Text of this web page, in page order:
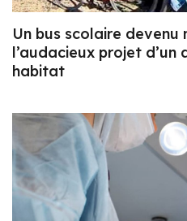
Un bus scolaire devenu
l’audacieux projet
habitat